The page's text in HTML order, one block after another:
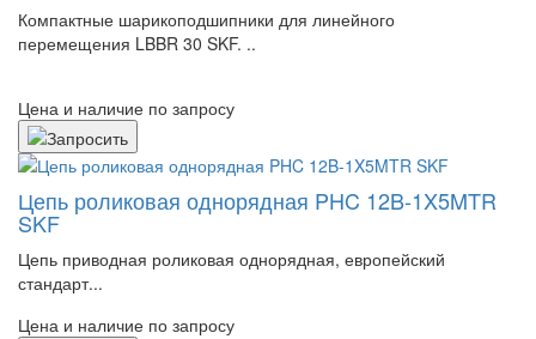
Компактные шарикоподшипники для линейного
перемещения LBBR 30 SKF. ..
Цена и наличие по запросу
Цепь роликовая однорядная PHC 12B-1X5MTR
SKF
Цепь приводная роликовая однорядная, европейский
стандарт...
Цена и наличие по запросу